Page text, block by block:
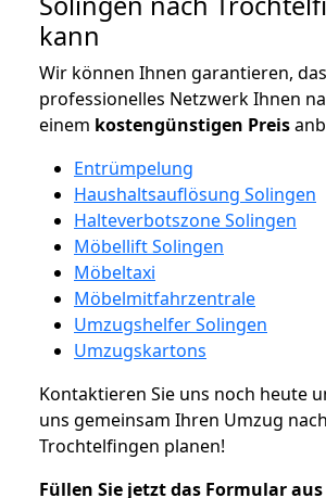
kann
Wir können Ihnen garantieren,
professionelles Netzwerk Ihnen
einem kostengünstigen Preis
Entrümpelung
Haushaltsauflösung Solingen
Halteverbotszone Solingen
Möbellift Solingen
Möbeltaxi
Möbelmitfahrzentrale
Umzugshelfer Solingen
Umzugskartons
Kontaktieren Sie uns noch heute
uns gemeinsam Ihren Umzug nach
Trochtelfingen planen!
Füllen Sie jetzt das Formular aus